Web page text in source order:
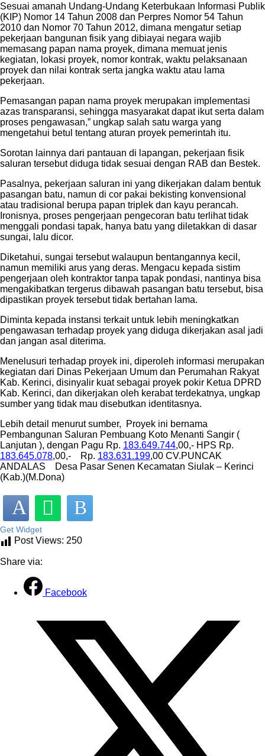
Sesuai amanah Undang-Undang Keterbukaan Informasi Publik
(KIP) Nomor 14 Tahun 2008 dan Perpres Nomor 54 Tahun
2010 dan Nomor 70 Tahun 2012, dimana mengatur setiap
pekerjaan bangunan fisik yang dibiayai negara wajib
memasang papan nama proyek, dimana memuat jenis
kegiatan, lokasi proyek, nomor kontrak, waktu pelaksanaan
proyek dan nilai kontrak serta jangka waktu atau lama
pekerjaan.
Pemasangan papan nama proyek merupakan implementasi
azas transparansi, sehingga masyarakat dapat ikut serta dalam
proses pengawasan,” ungkap salah satu warga yang
mengetahui betul tentang aturan proyek pemerintah itu.
Sorotan lainnya dari pantauan di lapangan, pekerjaan fisik
saluran tersebut diduga tidak sesuai dengan RAB dan Bestek.
Pasalnya, pekerjaan saluran ini yang dikerjakan dalam bentuk
pasangan batu, namun di cor pakai bekisting konvensional
atau tradisional berupa papan triplek dan kayu perancah.
Ironisnya, proses pengerjaan pengecoran batu terlihat tidak
menggali pondasi tapak, hanya batu yang diletakkan di dasar
sungai, lalu dicor.
Diketahui, sungai tersebut walaupun bentangannya kecil,
namun memiliki arus yang deras. Mengacu kepada sistim
pengerjaan oleh kontraktor tanpa tapak pondasi, nantinya bisa
mengakibatkan tergerus dibawah pasangan batu tersebut, bisa
dipastikan proyek tersebut tidak bertahan lama.
Diminta kepada instansi terkait untuk lebih meningkatkan
pengawasan terhadap proyek yang diduga dikerjakan asal jadi
dan jangan asal diterima.
Menelusuri terhadap proyek ini, diperoleh informasi merupakan
kegiatan dari Dinas Pekerjaan Umum dan Perumahan Rakyat
Kab. Kerinci, disinyalir kuat sebagai proyek pokir Ketua DPRD
Kab. Kerinci, dan dikerjakan oleh kerabat terdekatnya, ungkap
sumber yang tidak mau disebutkan identitasnya.
Lebih detail menurut sumber, Proyek ini bernama
Pembangunan Saluran Pembuang Koto Menanti Sangir (
Lanjutan ), dengan Pagu Rp. 183.649.744,00,- HPS Rp.
183.645.078,00,- Rp. 183.631.199,00 CV.PUNCAK
ANDALAS Desa Pasar Senen Kecamatan Siulak – Kerinci
(Kab.)(M.Dona)
Get Widget
Post Views: 250
Share via:
Facebook